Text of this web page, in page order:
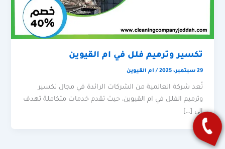
تكسير وترميم فلل في ام القيوين
29 سبتمبر، 2025 / ام القيوين
تُعد شركة العالمية من الشركات الرائدة في مجال تكسير
وترميم الفلل في ام القيوين، حيث تقدم خدمات متكاملة تهدف
إلى […]